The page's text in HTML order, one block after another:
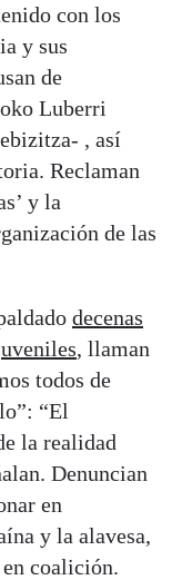
con los
y sus
de
Luberri
, así
Reclaman
y la
de las
decenas
, llaman
todos de
“El
la realidad
Denuncian
en
y la alavesa,
coalición.